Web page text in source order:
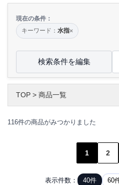
現在の条件：
キーワード： 水指×
検索条件を編集
TOP > 商品一覧
116件の商品がみつかりました
1 2
表示件数： 40件 60